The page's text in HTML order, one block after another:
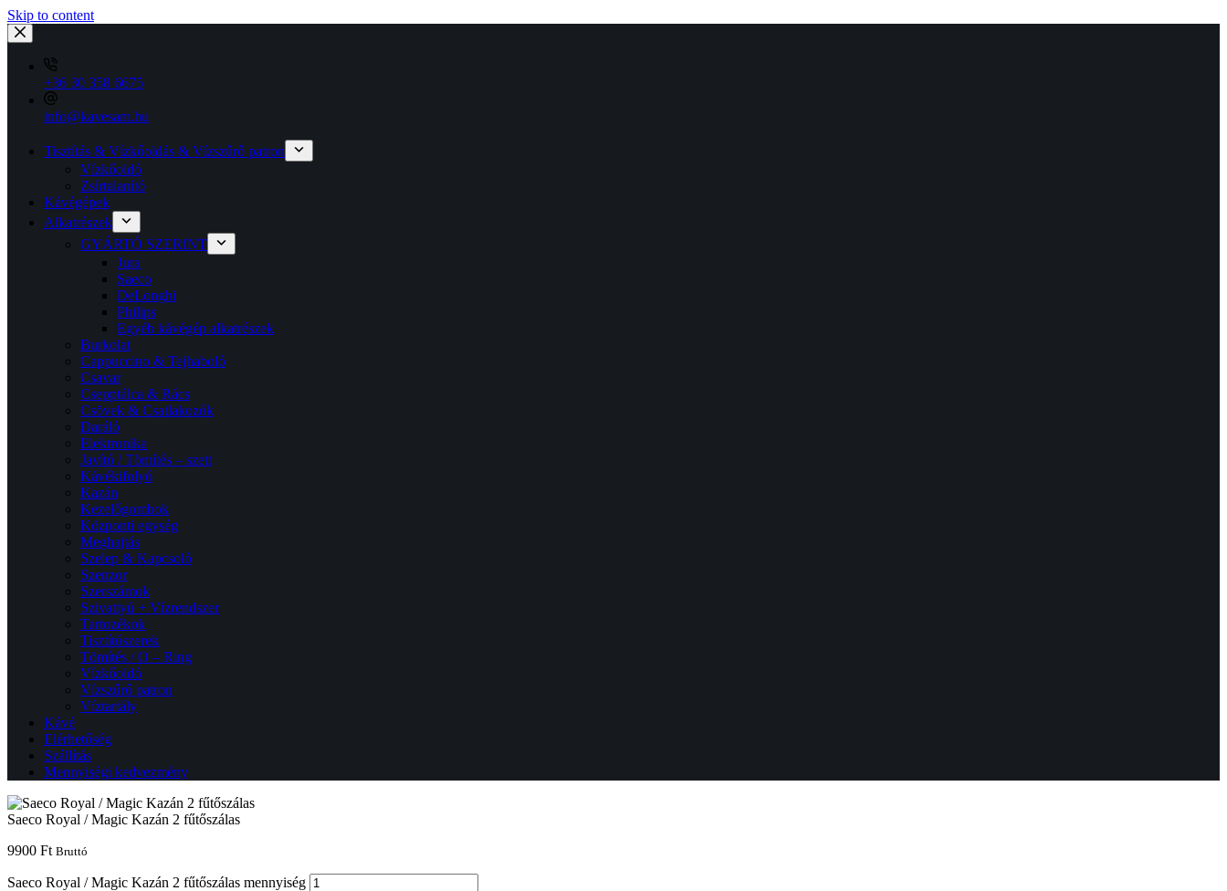
Skip to content
+36 30 358 6675
info@kavesam.hu
Tisztítás & Vízkőoldás & Vízszűrő patron
Vízkőoldó
Zsírtalanító
Kávégépek
Alkatrészek
GYÁRTÓ SZERINT
Jura
Saeco
DeLonghi
Philips
Egyéb kávégép alkatrészek
Burkolat
Cappuccino & Tejhaboló
Csavar
Csepptálca & Rács
Csövek & Csatlakozók
Daráló
Elektronika
Javító / Tömítés – szett
Kávékifolyó
Kazán
Kezelőgombok
Központi egység
Meghajtás
Szelep & Kapcsoló
Szenzor
Szerszámok
Szivattyú + Vízrendszer
Tartozékok
Tisztítószerek
Tömítés / O – Ring
Vízkőoldó
Vízszűrő patron
Víztartály
Kávé
Elérhetőség
Szállítás
Mennyiségi kedvezmény
Saeco Royal / Magic Kazán 2 fűtőszálas
9900 Ft Bruttó
Saeco Royal / Magic Kazán 2 fűtőszálas mennyiség